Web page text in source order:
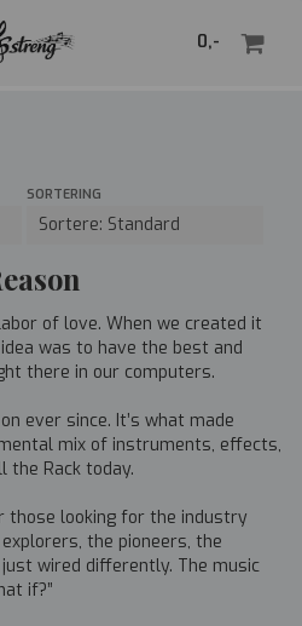
0,-
SORTERING
of love. When we created it
was to have the best and
there in our computers.
ever since. It’s what made
mix of instruments, effects,
the Rack today.
those looking for the industry
the pioneers, the
wired differently. The music
if?”